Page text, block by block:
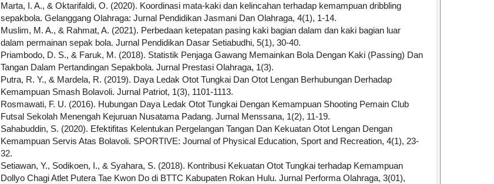
Marta, I. A., & Oktarifaldi, O. (2020). Koordinasi mata-kaki dan kelincahan terhadap kemampuan dribbling
sepakbola. Gelanggang Olahraga: Jurnal Pendidikan Jasmani Dan Olahraga, 4(1), 1-14.
Muslim, M. A., & Rahmat, A. (2021). Perbedaan ketepatan pasing kaki bagian dalam dan kaki bagian luar
dalam permainan sepak bola. Jurnal Pendidikan Dasar Setiabudhi, 5(1), 30-40.
Priambodo, D. S., & Faruk, M. (2018). Statistik Penjaga Gawang Memainkan Bola Dengan Kaki (Passing) Dan
Tangan Dalam Pertandingan Sepakbola. Jurnal Prestasi Olahraga, 1(3).
Putra, R. Y., & Mardela, R. (2019). Daya Ledak Otot Tungkai Dan Otot Lengan Berhubungan Derhadap
Kemampuan Smash Bolavoli. Jurnal Patriot, 1(3), 1101-1113.
Rosmawati, F. U. (2016). Hubungan Daya Ledak Otot Tungkai Dengan Kemampuan Shooting Pemain Club
Futsal Sekolah Menengah Kejuruan Nusatama Padang. Jurnal Menssana, 1(2), 11-19.
Sahabuddin, S. (2020). Efektifitas Kelentukan Pergelangan Tangan Dan Kekuatan Otot Lengan Dengan
Kemampuan Servis Atas Bolavoli. SPORTIVE: Journal of Physical Education, Sport and Recreation, 4(1), 23-
32.
Setiawan, Y., Sodikoen, I., & Syahara, S. (2018). Kontribusi Kekuatan Otot Tungkai terhadap Kemampuan
Dollyo Chagi Atlet Putera Tae Kwon Do di BTTC Kabupaten Rokan Hulu. Jurnal Performa Olahraga, 3(01),